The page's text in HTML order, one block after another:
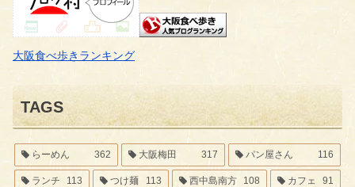
大阪食べ歩きランキング
TAGS
らーめん 362 大阪梅田 317 パン屋さん 116
ランチ 113 つけ麺 113 西中島南方 108 カフェ 91